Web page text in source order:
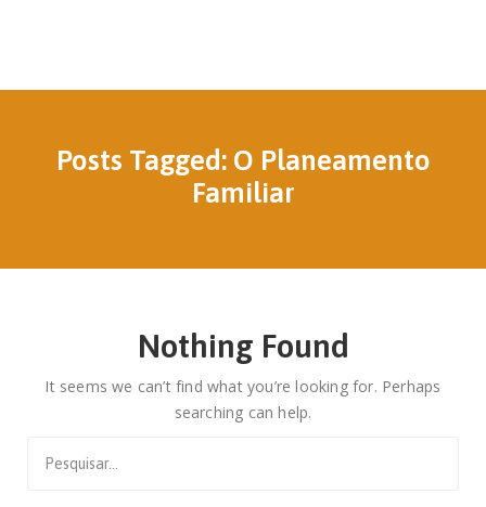
Posts Tagged: O Planeamento
Familiar
Nothing Found
It seems we can’t find what you’re looking for. Perhaps
searching can help.
for: